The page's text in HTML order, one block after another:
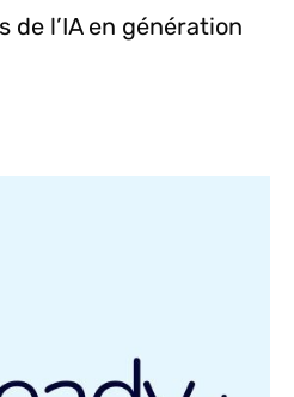
de l’IA en génération